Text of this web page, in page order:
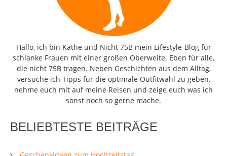
Hallo, ich bin Käthe und Nicht 75B mein Lifestyle-Blog für
schlanke Frauen mit einer großen Oberweite. Eben für alle,
die nicht 75B tragen. Neben Geschichten aus dem Alltag,
versuche ich Tipps für die optimale Outfitwahl zu geben,
nehme euch mit auf meine Reisen und zeige euch was ich
sonst noch so gerne mache.
BELIEBTESTE BEITRÄGE